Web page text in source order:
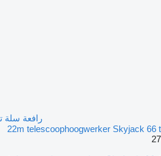
22m telescoophoogwerker Skyjack 66 t
27